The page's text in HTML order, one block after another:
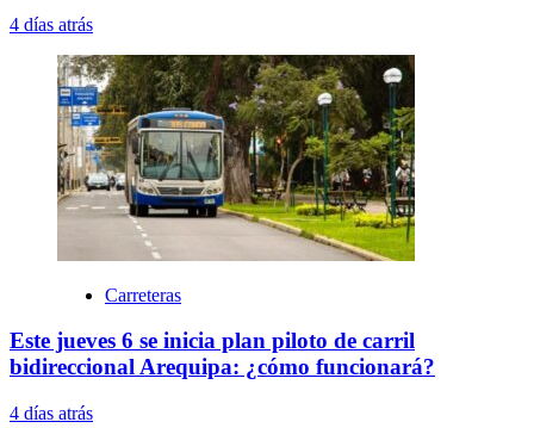
4 días atrás
Carreteras
Este jueves 6 se inicia plan piloto de carril
bidireccional Arequipa: ¿cómo funcionará?
4 días atrás